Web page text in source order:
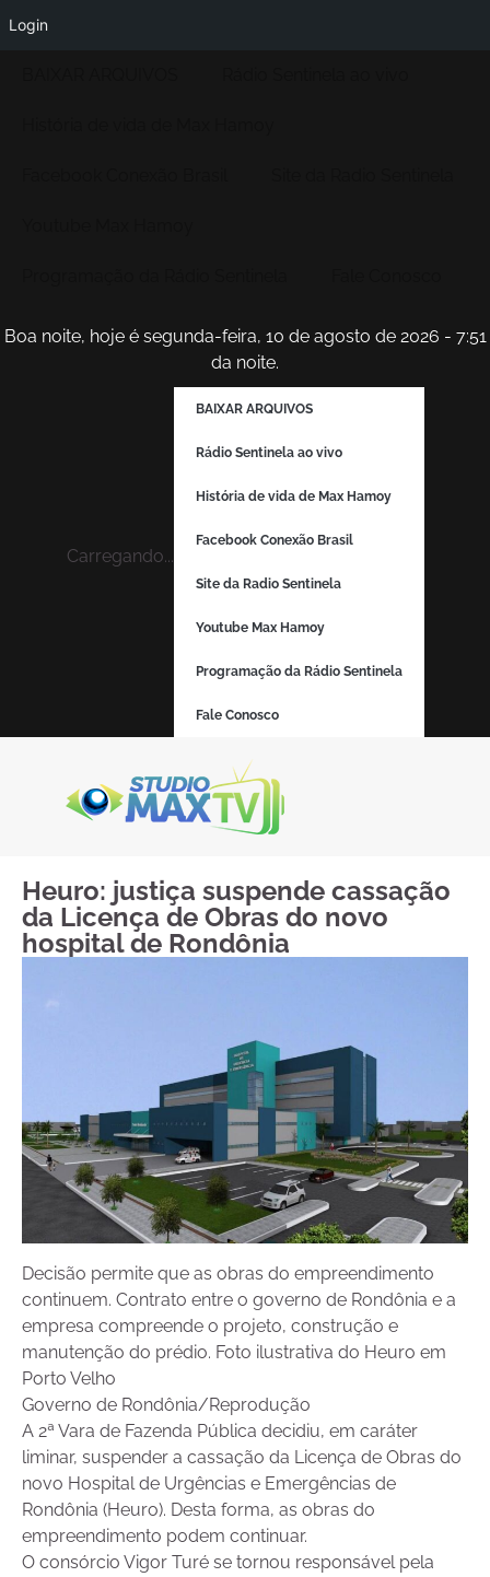
Boa noite, hoje é segunda-feira, 10 de agosto de 2026 - 7:51
da noite.
Carregando...
BAIXAR ARQUIVOS
Rádio Sentinela ao vivo
História de vida de Max Hamoy
Facebook Conexão Brasil
Site da Radio Sentinela
Youtube Max Hamoy
Programação da Rádio Sentinela
Fale Conosco
Heuro: justiça suspende cassação
da Licença de Obras do novo
hospital de Rondônia
Decisão permite que as obras do empreendimento
continuem. Contrato entre o governo de Rondônia e a
empresa compreende o projeto, construção e
manutenção do prédio. Foto ilustrativa do Heuro em
Porto Velho
Governo de Rondônia/Reprodução
A 2ª Vara de Fazenda Pública decidiu, em caráter
liminar, suspender a cassação da Licença de Obras do
novo Hospital de Urgências e Emergências de
Rondônia (Heuro). Desta forma, as obras do
empreendimento podem continuar.
O consórcio Vigor Turé se tornou responsável pela
Login